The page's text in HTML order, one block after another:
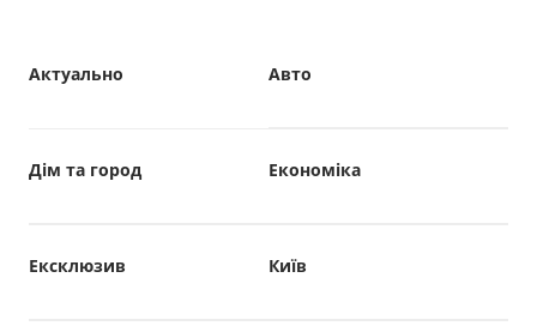
Авто
Актуально
Дім та город Економіка
Ексклюзив Київ